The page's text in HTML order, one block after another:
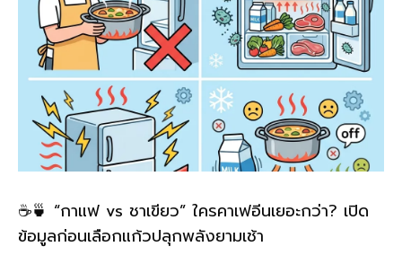
☕🍵 “กาแฟ vs ชาเขียว” ใครคาเฟอีนเยอะกว่า? เปิด
ข้อมูลก่อนเลือกแก้วปลุกพลังยามเช้า